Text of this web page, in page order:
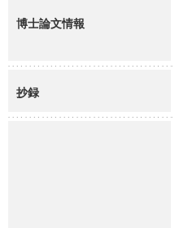
博士論文情報
抄録